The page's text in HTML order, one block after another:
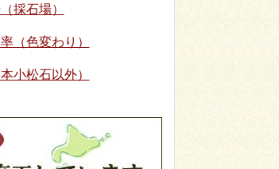
採石場）
（色変わり）
小松石以外）